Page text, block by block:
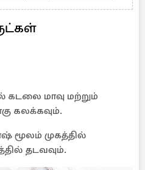
கடலை மாவு மற்றும்
கலக்கவும்.
மூலம் முகத்தில்
தடவவும்.